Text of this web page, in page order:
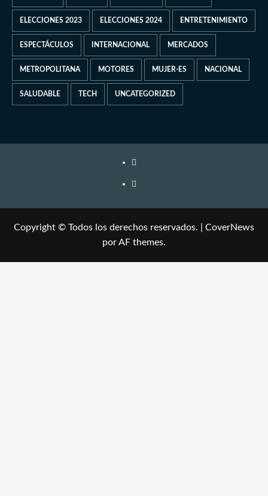
ELECCIONES 2023 ELECCIONES 2024 ENTRETENIMIENTO
ESPECTÁCULOS INTERNACIONAL MERCADOS
METROPOLITANA MOTORES MUJER-ES NACIONAL
SALUDABLE TECH UNCATEGORIZED
Copyright © Todos los derechos reservados.
CoverNews
por AF themes.